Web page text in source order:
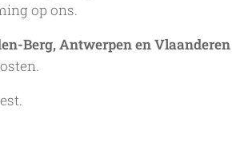
op ons.
Berg, Antwerpen en Vlaanderen